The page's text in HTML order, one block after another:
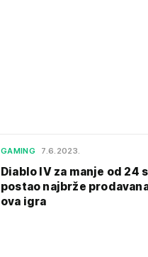
GAMING 7.6.2023.
Diablo IV za manje od 24
postao najbrže
ova igra